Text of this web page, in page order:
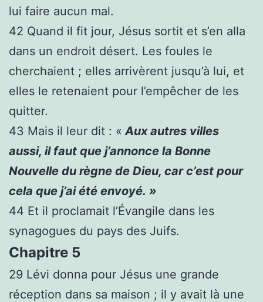
lui faire aucun mal.
42 Quand il fit jour, Jésus sortit et s’en alla
dans un endroit désert. Les foules le
cherchaient ; elles arrivèrent jusqu’à lui, et
elles le retenaient pour l’empêcher de les
quitter.
43 Mais il leur dit : « Aux autres villes
aussi, il faut que j’annonce la Bonne
Nouvelle du règne de Dieu, car c’est pour
cela que j’ai été envoyé. »
44 Et il proclamait l’Évangile dans les
synagogues du pays des Juifs.
Chapitre 5
29 Lévi donna pour Jésus une grande
réception dans sa maison ; il y avait là une